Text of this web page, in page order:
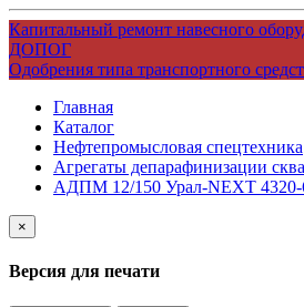
Капитальный ремонт навесного
ДОПОГ
Одобрения типа транспортного
Главная
Каталог
Нефтепромысловая спецтехника
Агрегаты депарафинизации
АДПМ 12/150 Урал-NEXT
×
Версия для печати